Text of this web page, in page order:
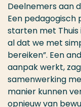
Deelnemers aan
Een pedagogisch
starten met Thuis
al dat we met
bereiken”. Een
aanpak werkt,
samenwerking
manier kunnen
opnieuw van